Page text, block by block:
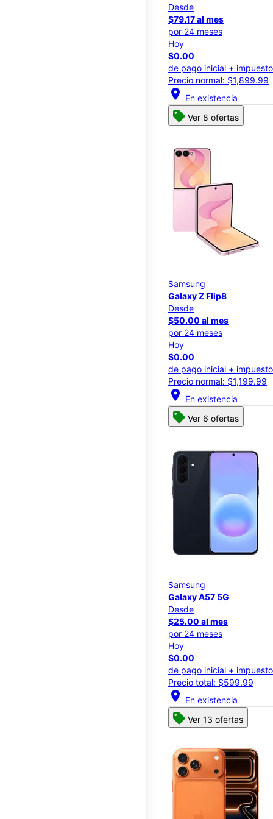
Desde
$79.17 al mes
por 24 meses
Hoy
$0.00
de pago inicial +
Precio normal: $1,899.99
location_on En existencia
Ver 8 ofertas
Samsung
Galaxy Z Flip8
Desde
$50.00 al mes
por 24 meses
Hoy
$0.00
de pago inicial +
Precio normal: $1,199.99
location_on En existencia
Ver 6 ofertas
Samsung
Galaxy A57 5G
Desde
$25.00 al mes
por 24 meses
Hoy
$0.00
de pago inicial +
Precio total: $599.99
location_on En existencia
Ver 13 ofertas